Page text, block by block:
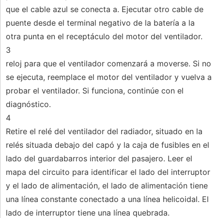
que el cable azul se conecta a. Ejecutar otro cable de
puente desde el terminal negativo de la batería a la
otra punta en el receptáculo del motor del ventilador.
3
reloj para que el ventilador comenzará a moverse. Si no
se ejecuta, reemplace el motor del ventilador y vuelva a
probar el ventilador. Si funciona, continúe con el
diagnóstico.
4
Retire el relé del ventilador del radiador, situado en la
relés situada debajo del capó y la caja de fusibles en el
lado del guardabarros interior del pasajero. Leer el
mapa del circuito para identificar el lado del interruptor
y el lado de alimentación, el lado de alimentación tiene
una línea constante conectado a una línea helicoidal. El
lado de interruptor tiene una línea quebrada.